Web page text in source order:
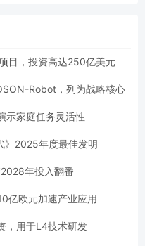
目，投资高达250亿美元
Robot，列为战略核心
示家庭任务灵活性
》2025年度最佳发明
年投入翻番
亿欧元加速产业应用
，用于L4技术研发